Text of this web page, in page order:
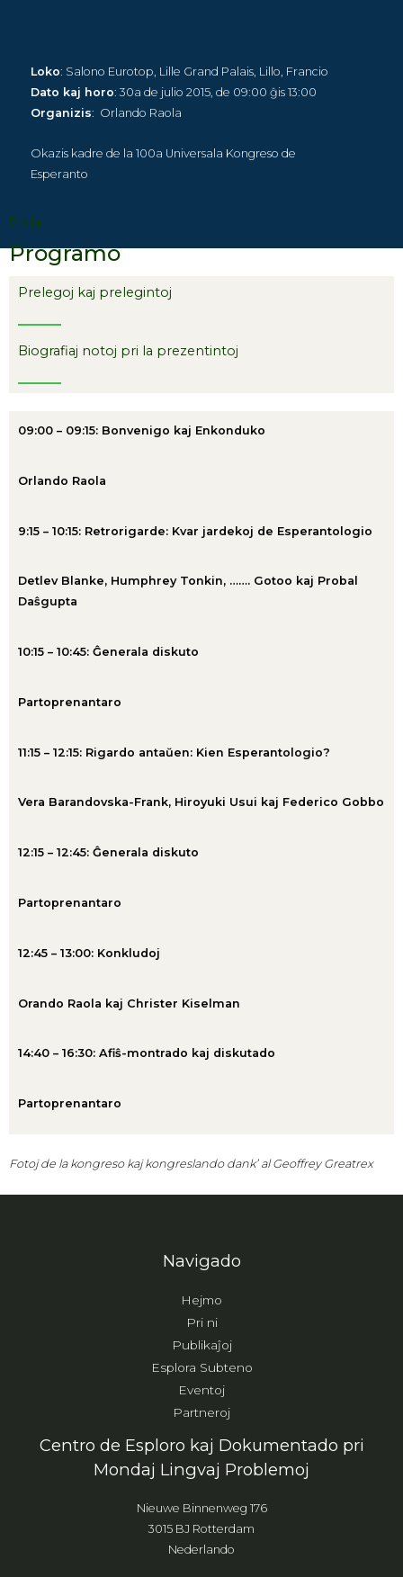
Loko: Salono Eurotop, Lille Grand Palais, Lillo, Francio
Dato kaj horo: 30a de julio 2015, de 09:00 ĝis 13:00
Organizis: Orlando Raola
Okazis kadre de la 100a Universala Kongreso de
Esperanto
Pri la
Programo
Prelegoj kaj prelegintoj
Biografiaj notoj pri la prezentintoj
09:00 – 09:15: Bonvenigo kaj Enkonduko
Orlando Raola
9:15 – 10:15: Retrorigarde: Kvar jardekoj de Esperantologio
Detlev Blanke, Humphrey Tonkin, ……. Gotoo kaj Probal
Daŝgupta
10:15 – 10:45: Ĝenerala diskuto
Partoprenantaro
11:15 – 12:15: Rigardo antaŭen: Kien Esperantologio?
Vera Barandovska-Frank, Hiroyuki Usui kaj Federico Gobbo
12:15 – 12:45: Ĝenerala diskuto
Partoprenantaro
12:45 – 13:00: Konkludoj
Orando Raola kaj Christer Kiselman
14:40 – 16:30: Afiŝ-montrado kaj diskutado
Partoprenantaro
Fotoj de la kongreso kaj kongreslando dank’ al Geoffrey Greatrex
Navigado
Hejmo
Pri ni
Publikaĵoj
Esplora Subteno
Eventoj
Partneroj
Centro de Esploro kaj Dokumentado pri
Mondaj Lingvaj Problemoj
Nieuwe Binnenweg 176
3015 BJ Rotterdam
Nederlando